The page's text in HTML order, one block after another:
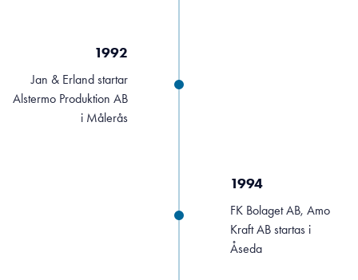
1992
Jan & Erland startar
Alstermo Produktion AB
i Målerås
1994
FK Bolaget AB, Amo
Kraft AB startas i
Åseda